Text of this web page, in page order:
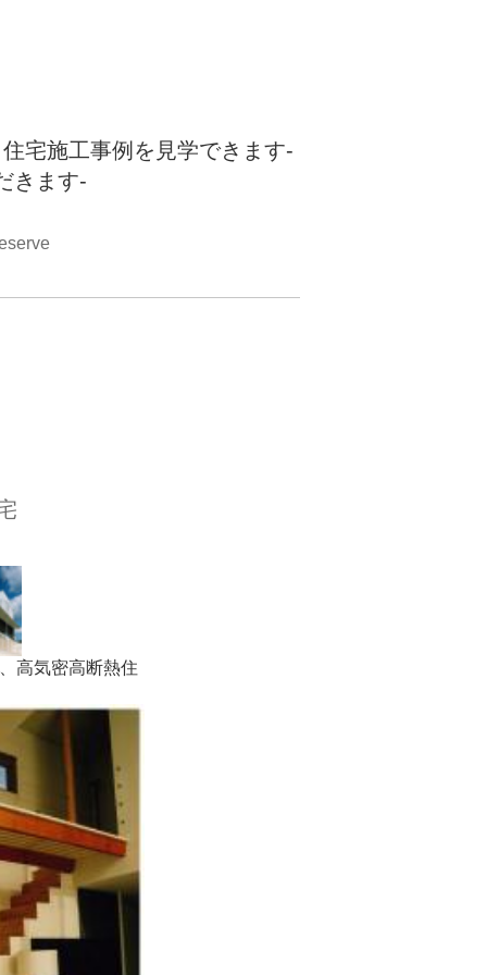
宅施工事例を見学できます-
きます-
高気密高断熱住